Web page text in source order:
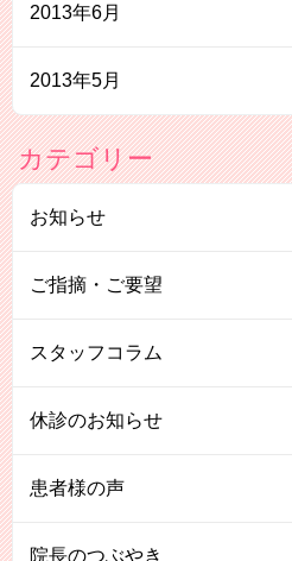
2013年6月
2013年5月
カテゴリー
お知らせ
ご指摘・ご要望
スタッフコラム
休診のお知らせ
患者様の声
院長のつぶやき